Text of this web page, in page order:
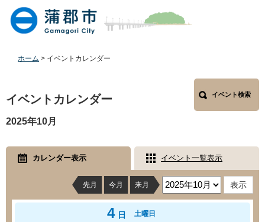
本
ホーム > イベントカレンダー
文
イベントカレンダー イベント検索
2025年10月
カレンダー表示 イベント一覧表示
先月 今月 来月
4 日 土曜日